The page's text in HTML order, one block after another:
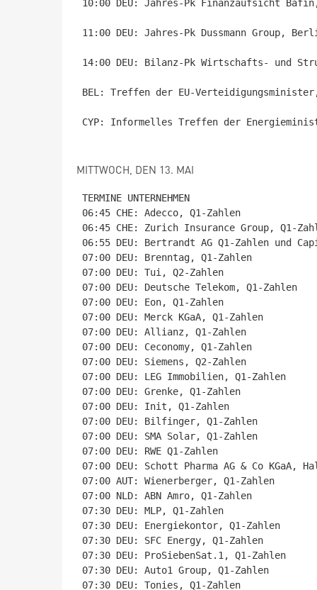
10:00 DEU: Jahres-Pk Finanzaufsicht
11:00 DEU: Jahres-Pk Dussmann Group,
14:00 DEU: Bilanz-Pk Wirtschafts- und
BEL: Treffen der EU-
CYP: Informelles Treffen der
MITTWOCH, DEN 13. MAI
TERMINE UNTERNEHMEN
06:45 CHE: Adecco, Q1-Zahlen
06:45 CHE: Zurich Insurance Group, Q1-
06:55 DEU: Bertrandt AG Q1-Zahlen und
07:00 DEU: Brenntag, Q1-Zahlen
07:00 DEU: Tui, Q2-Zahlen
07:00 DEU: Deutsche Telekom, Q1-Zahlen
07:00 DEU: Eon, Q1-Zahlen
07:00 DEU: Merck KGaA, Q1-Zahlen
07:00 DEU: Allianz, Q1-Zahlen
07:00 DEU: Ceconomy, Q1-Zahlen
07:00 DEU: Siemens, Q2-Zahlen
07:00 DEU: LEG Immobilien, Q1-Zahlen
07:00 DEU: Grenke, Q1-Zahlen
07:00 DEU: Init, Q1-Zahlen
07:00 DEU: Bilfinger, Q1-Zahlen
07:00 DEU: SMA Solar, Q1-Zahlen
07:00 DEU: RWE Q1-Zahlen
07:00 DEU: Schott Pharma AG & Co KGaA,
07:00 AUT: Wienerberger, Q1-Zahlen
07:00 NLD: ABN Amro, Q1-Zahlen
07:30 DEU: MLP, Q1-Zahlen
07:30 DEU: Energiekontor, Q1-Zahlen
07:30 DEU: SFC Energy, Q1-Zahlen
07:30 DEU: ProSiebenSat.1, Q1-Zahlen
07:30 DEU: Auto1 Group, Q1-Zahlen
07:30 DEU: Tonies, Q1-Zahlen